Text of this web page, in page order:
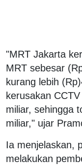
"MRT Jakarta
MRT sebesar
kurang lebih
kerusakan
miliar, sehingga
miliar," ujar
Ia menjelaskan,
melakukan